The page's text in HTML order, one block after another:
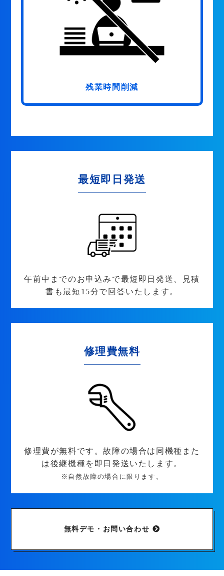
残業時間削減
最短即日発送
午前中までのお申込みで最短即日発送、見積
書も最短15分で回答いたします。
修理費無料
修理費が無料です。故障の場合は同機種また
は後継機種を即日発送いたします。
※自然故障の場合に限ります。
無料デモ・お問い合わせ